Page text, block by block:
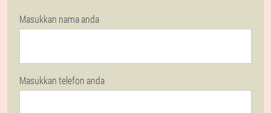
Masukkan nama anda
Masukkan telefon anda